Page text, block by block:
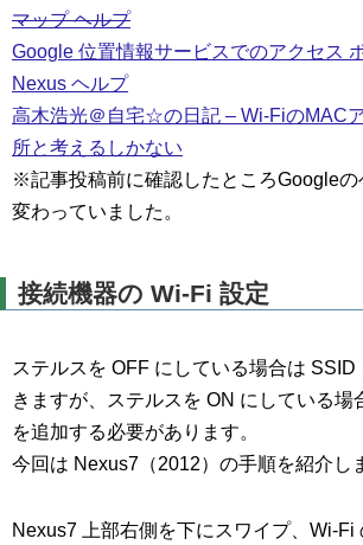
マップ ヘルプ
Google 位置情報サービスでのアクセス
Nexus ヘルプ
高木浩光＠自宅☆の日記 – Wi-FiのMAC
所と考えるしかない
※記事投稿前に確認したところGoogleの
変わっていました。
接続機器の Wi-Fi 設定
ステルスを OFF にしている場合は
きますが、ステルスを ON にしている場
を追加する必要があります。
今回は Nexus7（2012）の手順を紹介し
Nexus7 上部右側を下にスワイプ、Wi-Fi